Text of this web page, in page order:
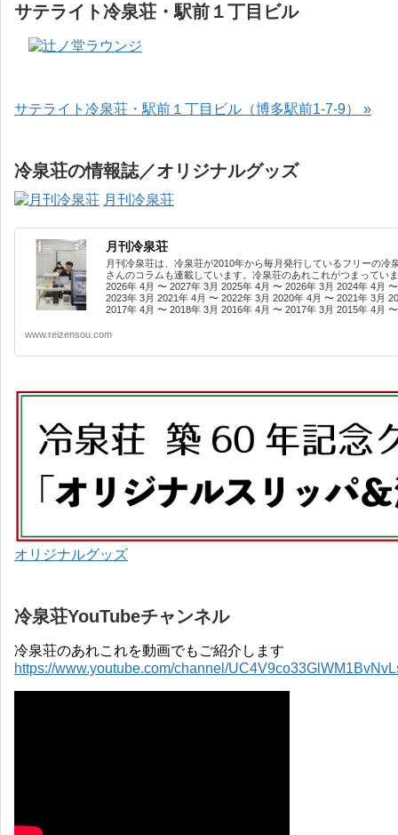
サテライト冷泉荘・駅前１丁目ビル
サテライト冷泉荘・駅前１丁目ビル（博多駅前1-7-9） »
冷泉荘の情報誌／オリジナルグッズ
月刊冷泉荘
月刊冷泉荘
月刊冷泉荘は、冷泉荘が2010年から毎月発行しているフリーの
さんのコラムも連載しています。冷泉荘のあれこれがつまってい
2026年 4月 〜 2027年 3月 2025年 4月 〜 2026年 3月 2024年 4月
2023年 3月 2021年 4月 〜 2022年 3月 2020年 4月 〜 2021年 3月
2017年 4月 〜 2018年 3月 2016年 4月 〜 2017年 3月 2015年 4月
www.reizensou.com
オリジナルグッズ
冷泉荘YouTubeチャンネル
冷泉荘のあれこれを動画でもご紹介します
https://www.youtube.com/channel/